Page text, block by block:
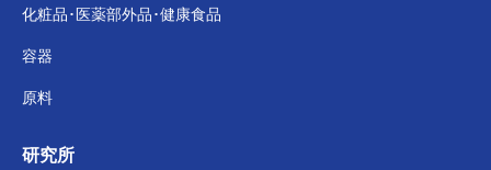
化粧品･医薬部外品･健康食品
容器
原料
研究所